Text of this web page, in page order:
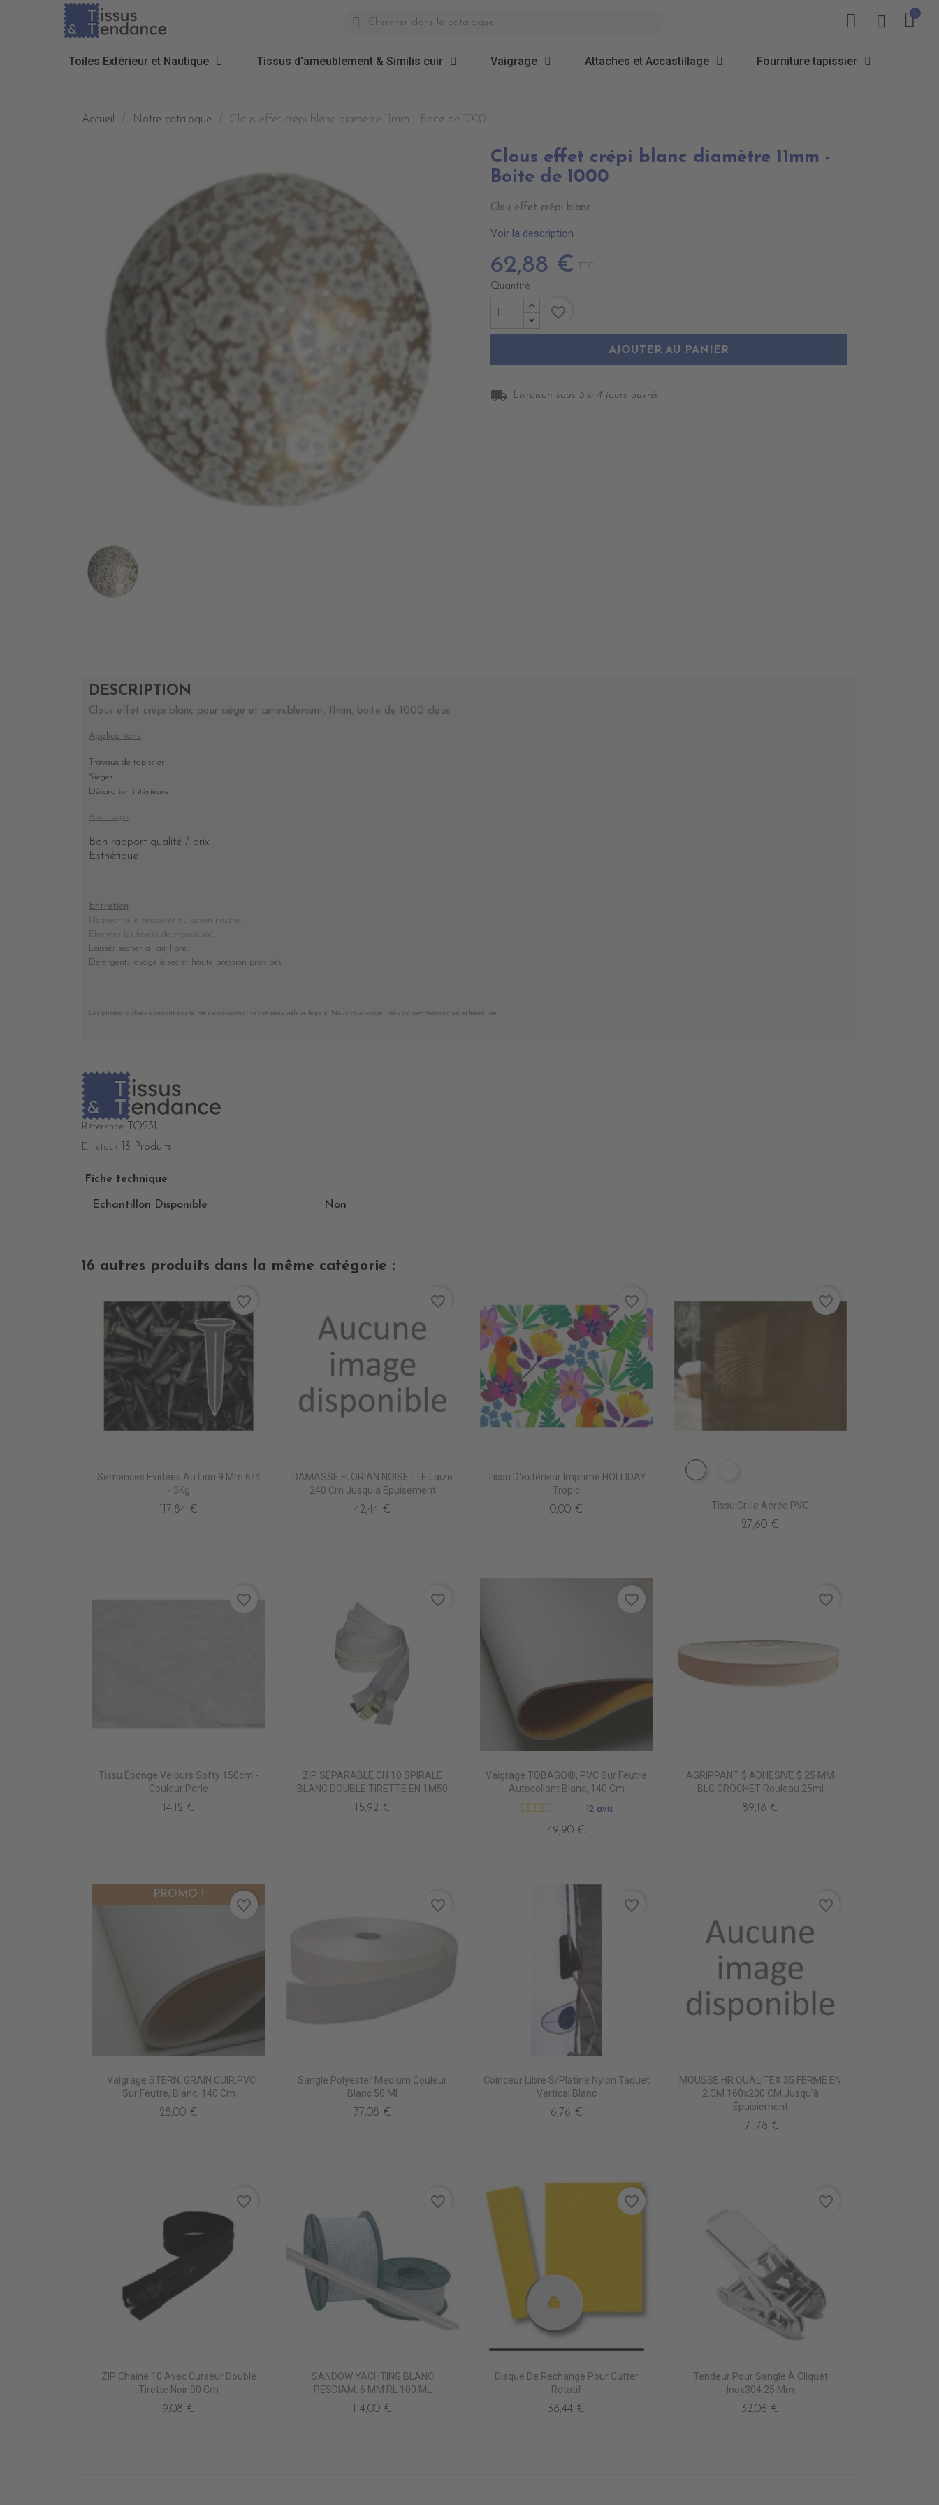
Toiles Extérieur et Nautique Tissus d'ameublement & Similis cuir Vaigrage Attaches et Accastillage Fourniture tapissier
Accueil Notre catalogue Clous effet crépi blanc diamètre 11mm - Boite de 1000
Clous effet crépi blanc diamètre 11mm -
Boite de 1000
Clou effet crépi blanc
Voir la description
62,88 € TTC
Quantité
AJOUTER AU PANIER
favorite_border
local_shipping Livraison sous 3 à 4 jours ouvrés.
DESCRIPTION
Clous effet crépi blanc pour siège et ameublement, 11mm, boite de 1000 clous.
Applications
Travaux de tapissier
Sièges
Décoration intérieure
Avantages
Bon rapport qualité / prix
Esthétique
Entretien
Nettoyer à la brosse et au savon neutre.
Eliminer les foyers de moisissure.
Laisser sécher à l'air libre.
Détergent, lavage à sec et haute pression prohibés
Les photographies donnent des teintes approximatives et sans valeur légale. Nous vous conseillons de commander un echantillon.
Référence TQ231
En stock 13 Produits
Fiche technique
Echantillon Disponible Non
16 autres produits dans la même catégorie :
Semences Évidées Au Lion 9 Mm 6/4
- 5Kg
117,84 €
favorite_border
DAMASSE FLORIAN NOISETTE Laize
240 Cm Jusqu'à Épuisement
42,44 €
favorite_border
Tissu D'extérieur Imprimé HOLLIDAY
Tropic
0,00 €
favorite_border
EN0850 IVOIRE
Tissu Grille Aérée PVC
27,60 €
favorite_border
Tissu Éponge Velours Softy 150cm -
Couleur Perle
14,12 €
favorite_border
ZIP SEPARABLE CH 10 SPIRALE
BLANC DOUBLE TIRETTE EN 1M50
15,92 €
favorite_border
Vaigrage TOBAGO®, PVC Sur Feutre
Autocollant Blanc, 140 Cm
12 avis
49,90 €
favorite_border
AGRIPPANT $ ADHESIVE $ 25 MM
BLC CROCHET Rouleau 25ml
89,18 €
favorite_border
_Vaigrage STERN, GRAIN CUIR,PVC
Sur Feutre, Blanc, 140 Cm
28,00 €
PROMO !
favorite_border
Sangle Polyester Medium Couleur
Blanc 50 Ml
77,08 €
favorite_border
Coinceur Libre S/Platine Nylon Taquet
Vertical Blanc
6,76 €
favorite_border
MOUSSE HR QUALITEX 35 FERME EN
2 CM 160x200 CM Jusqu'à
Épuisiement
171,78 €
favorite_border
ZIP Chaine 10 Avec Curseur Double
Tirette Noir 90 Cm
9,08 €
favorite_border
SANDOW YACHTING BLANC
PESDIAM. 6 MM RL 100 ML
114,00 €
favorite_border
Disque De Rechange Pour Cutter
Rotatif
36,44 €
favorite_border
Tendeur Pour Sangle À Cliquet
Inox304 25 Mm
32,06 €
favorite_border